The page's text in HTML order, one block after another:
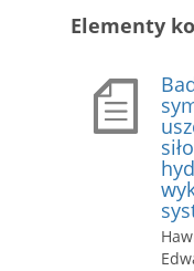
Elementy